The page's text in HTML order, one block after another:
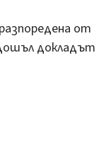
от
докладът